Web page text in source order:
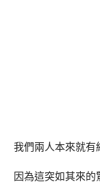
我們兩人本來就有
因為這突如其來的